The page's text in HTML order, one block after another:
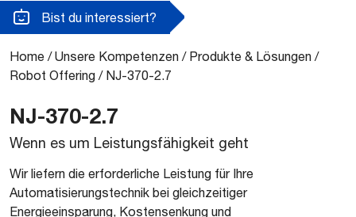
Bist du interessiert?
Home /Unsere Kompetenzen / Produkte & Lösungen /
Robot Offering / NJ-370-2.7
NJ-370-2.7
Wenn es um Leistungsfähigkeit geht
Wir liefern die erforderliche Leistung für Ihre
Automatisierungstechnik bei gleichzeitiger
Energieeinsparung, Kostensenkung und